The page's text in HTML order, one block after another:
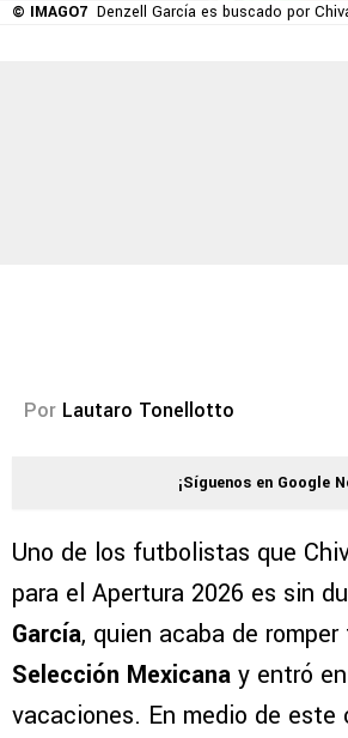
© IMAGO7 Denzell García es buscado por
Por Lautaro Tonellotto
¡Síguenos en Google
Uno de los futbolistas que
para el Apertura 2026 es sin
García, quien acaba de
Selección Mexicana y entró
vacaciones. En medio de este